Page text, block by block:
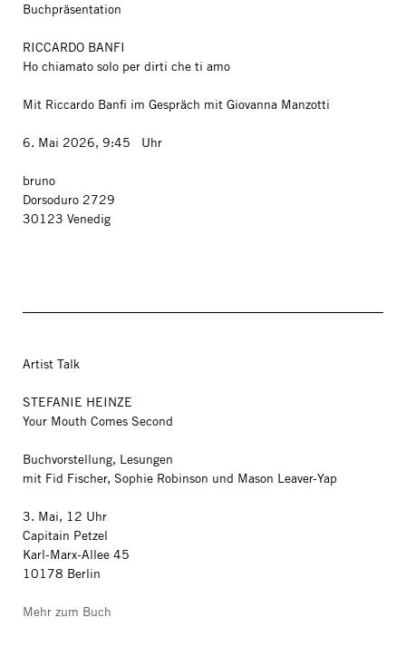
Buchpräsentation
RICCARDO BANFI
Ho chiamato solo per dirti che ti amo
Mit Riccardo Banfi im Gespräch mit Giovanna Manzotti
6. Mai 2026, 9:45 Uhr
bruno
Dorsoduro 2729
30123 Venedig
Artist Talk
STEFANIE HEINZE
Your Mouth Comes Second
Buchvorstellung, Lesungen
mit Fid Fischer, Sophie Robinson und Mason Leaver-Yap
3. Mai, 12 Uhr
Capitain Petzel
Karl-Marx-Allee 45
10178 Berlin
Mehr zum Buch